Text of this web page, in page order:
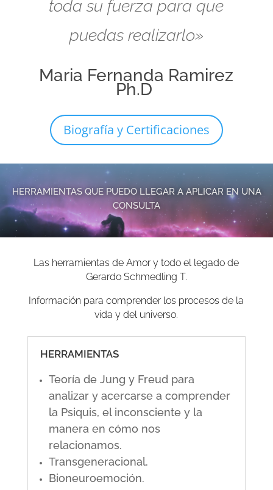
toda su fuerza para que
puedas realizarlo»
Maria Fernanda Ramirez
Ph.D
Biografía y Certificaciones
HERRAMIENTAS QUE PUEDO LLEGAR A APLICAR EN UNA
CONSULTA
Las herramientas de Amor y todo el legado de
Gerardo Schmedling T.
Información para comprender los procesos de la
vida y del universo.
HERRAMIENTAS
Teoría de Jung y Freud para
analizar y acercarse a comprender
la Psiquis, el inconsciente y la
manera en cómo nos
relacionamos.
Transgeneracional.
Bioneuroemoción.